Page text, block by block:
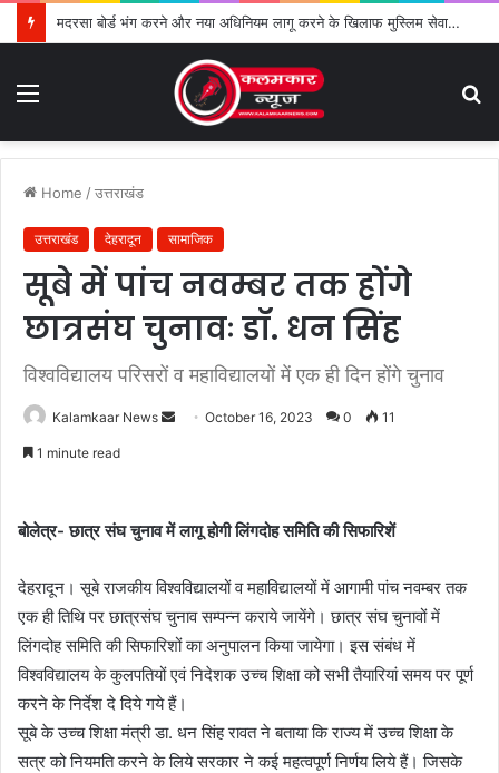
मदरसा बोर्ड भंग करने और नया अधिनियम लागू करने के खिलाफ मुस्लिम सेवा संगठन का विरोध तेज
Home /उत्तराखंड
उत्तराखंड देहरादून सामाजिक
सूबे में पांच नवम्बर तक होंगे
छात्रसंघ चुनावः डॉ. धन सिंह
विश्वविद्यालय परिसरों व महाविद्यालयों में एक ही दिन होंगे चुनाव
Kalamkaar News
a
a
l
October 16, 2023 0 11
1 minute read
बोलेत्र- छात्र संघ चुनाव में लागू होगी लिंगदोह समिति की सिफारिशें
देहरादून। सूबे राजकीय विश्वविद्यालयों व महाविद्यालयों में आगामी पांच नवम्बर तक
एक ही तिथि पर छात्रसंघ चुनाव सम्पन्न कराये जायेंगे। छात्र संघ चुनावों में
लिंगदोह समिति की सिफारिशों का अनुपालन किया जायेगा। इस संबंध में
विश्वविद्यालय के कुलपतियों एवं निदेशक उच्च शिक्षा को सभी तैयारियां समय पर पूर्ण
करने के निर्देश दे दिये गये हैं।
सूबे के उच्च शिक्षा मंत्री डा. धन सिंह रावत ने बताया कि राज्य में उच्च शिक्षा के
सत्र को नियमति करने के लिये सरकार ने कई महत्वपूर्ण निर्णय लिये हैं। जिसके